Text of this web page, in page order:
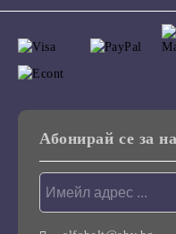
Абонирай се за